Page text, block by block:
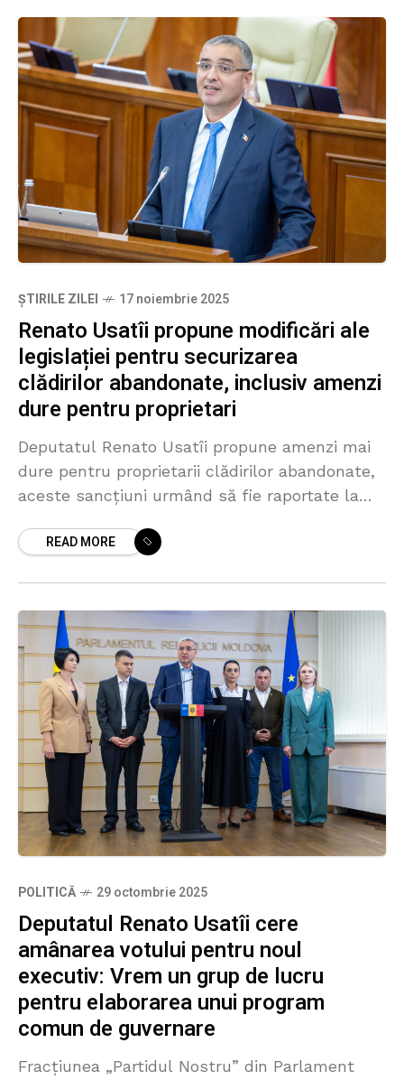
ȘTIRILE ZILEI 17 noiembrie 2025
Renato Usatîi propune modificări ale
legislației pentru securizarea
clădirilor abandonate, inclusiv amenzi
dure pentru proprietari
Deputatul Renato Usatîi propune amenzi mai
dure pentru proprietarii clădirilor abandonate,
aceste sancțiuni urmând să fie raportate la
acest lucru, liderul formațiunii „Partidul
READ MORE
POLITICĂ 29 octombrie 2025
Deputatul Renato Usatîi cere
amânarea votului pentru noul
executiv: Vrem un grup de lucru
pentru elaborarea unui program
comun de guvernare
Fracțiunea „Partidul Nostru” din Parlament